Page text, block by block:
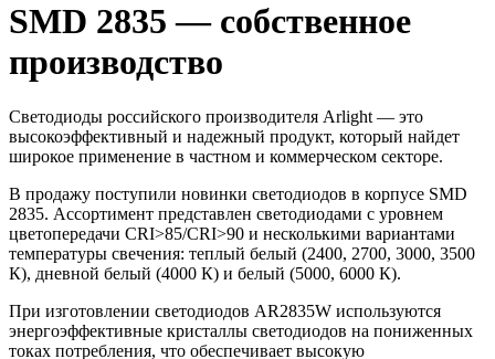
SMD 2835 — собственное
производство
Светодиоды российского производителя Arlight — это
высокоэффективный и надежный продукт, который найдет
широкое применение в частном и коммерческом секторе.
В продажу поступили новинки светодиодов в корпусе SMD
2835. Ассортимент представлен светодиодами с уровнем
цветопередачи CRI>85/CRI>90 и несколькими вариантами
температуры свечения: теплый белый (2400, 2700, 3000, 3500
К), дневной белый (4000 К) и белый (5000, 6000 К).
При изготовлении светодиодов AR2835W используются
энергоэффективные кристаллы светодиодов на пониженных
токах потребления, что обеспечивает высокую